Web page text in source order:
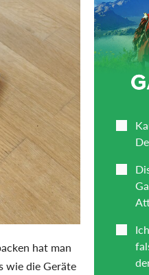
hat man
wie die Geräte